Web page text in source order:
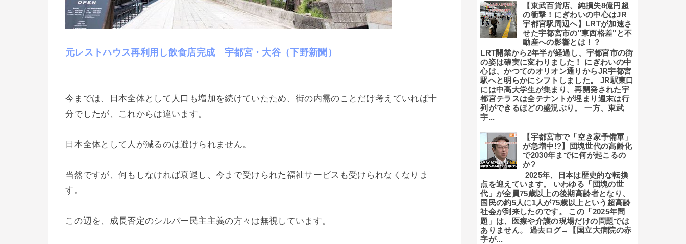
元レストハウス再利用し飲食店完成 宇都宮・大谷（下野新聞）
今までは、日本全体として人口も増加を続けていたため、街の内需のことだけ考えていれば十
分でしたが、これからは違います。
日本全体として人が減るのは避けられません。
当然ですが、何もしなければ衰退し、今まで受けられた福祉サービスも受けられなくなりま
す。
この辺を、成長否定のシルバー民主主義の方々は無視しています。
【東武百貨店、純損失8億円超
の衝撃！にぎわいの中心はJR
宇都宮駅周辺へ】LRTが加速さ
せた宇都宮市の"東西格差"と不
動産への影響とは！？
LRT開業から2年半が経過し、宇都宮市の街
の姿は確実に変わりました！ にぎわいの中
心は、かつてのオリオン通りからJR宇都宮
駅へと明らかにシフトしました。 JR駅東口
には中高大学生が集まり、再開発された宇
都宮テラスは全テナントが埋まり週末は行
列ができるほどの盛況ぶり。 一方、東武
宇...
【宇都宮市で「空き家予備軍」
が急増中!?】団塊世代の高齢化
で2030年までに何が起こるの
か?
2025年、日本は歴史的な転換
点を迎えています。 いわゆる「団塊の世
代」が全員75歳以上の後期高齢者となり、
国民の約5人に1人が75歳以上という超高齢
社会が到来したのです。 この「2025年問
題」は、医療や介護の現場だけの問題では
ありません。 過去ログ→【国立大病院の赤
字が...